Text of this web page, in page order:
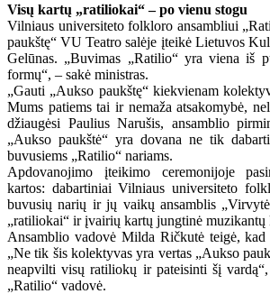
Visų kartų „ratiliokai“ – po vienu stogu
Vilniaus universiteto folkloro ansambliui
paukštę“ VU Teatro salėje įteikė Lietuvos
Gelūnas. „Buvimas „Ratilio“ yra viena iš
formų“, – sakė ministras.
„Gauti „Aukso paukštę“ kiekvienam
Mums patiems tai ir nemaža atsakomybė,
džiaugėsi Paulius Narušis, ansamblio
„Aukso paukštė“ yra dovana ne tik
buvusiems „Ratilio“ nariams.
Apdovanojimo įteikimo ceremonijoje
kartos: dabartiniai Vilniaus universiteto
buvusių narių ir jų vaikų ansamblis
„ratiliokai“ ir įvairių kartų jungtinė muzikantų
Ansamblio vadovė Milda Ričkutė teigė, kad
„Ne tik šis kolektyvas yra vertas „Aukso
neapvilti visų ratiliokų ir pateisinti šį
„Ratilio“ vadovė.